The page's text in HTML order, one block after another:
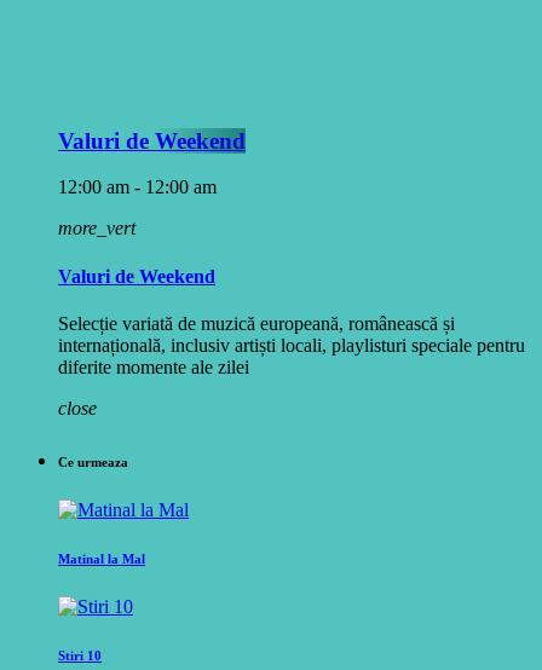
Valuri de Weekend
12:00 am - 12:00 am
more_vert
Valuri de Weekend
Selecție variată de muzică europeană, românească și
internațională, inclusiv artiști locali, playlisturi speciale pentru
diferite momente ale zilei
close
Ce urmeaza
Matinal la Mal
Stiri 10